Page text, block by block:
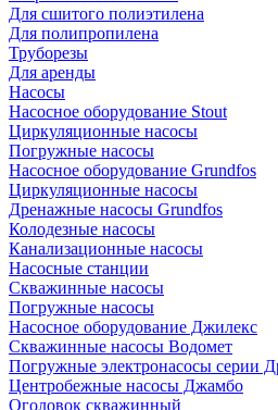
Для сшитого полиэтилена
Для полипропилена
Труборезы
Для аренды
Насосы
Насосное оборудование Stout
Циркуляционные насосы
Погружные насосы
Насосное оборудование Grundfos
Циркуляционные насосы
Дренажные насосы Grundfos
Колодезные насосы
Канализационные насосы
Насосные станции
Скважинные насосы
Погружные насосы
Насосное оборудование Джилекс
Скважинные насосы Водомет
Погружные электронасосы серии
Центробежные насосы Джамбо
Оголовок скважинный